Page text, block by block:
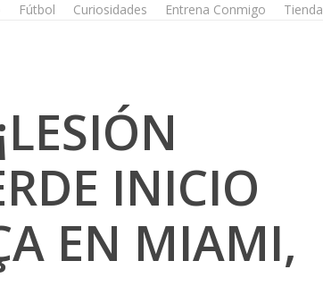
Fútbol Curiosidades Entrena Conmigo Tienda
INICIO
EN MIAMI,